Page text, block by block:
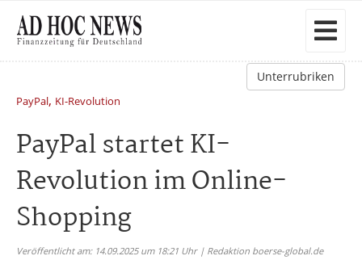
Unterrubriken
PayPal, KI-Revolution
PayPal startet KI-
Revolution im Online-
Shopping
Veröffentlicht am: 14.09.2025 um 18:21 Uhr | Redaktion boerse-global.de